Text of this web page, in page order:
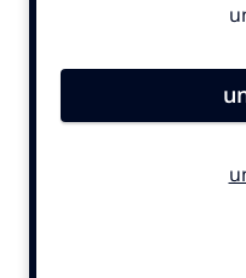
Contentmarketing